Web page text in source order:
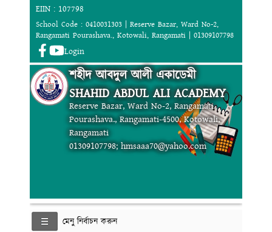
EIIN : 107798
School Code : 0410031303 | Reserve Bazar, Ward No-2,
Rangamati Pourashava., Kotowali, Rangamati | 01309107798
Login
শহীদ আবদুল আলী একাডেমী
SHAHID ABDUL ALI ACADEMY
Reserve Bazar, Ward No-2, Rangamati
Pourashava., Rangamati-4500, Kotowali,
Rangamati
01309107798; hmsaaa70@yahoo.com
মেনু নির্বাচন করুন